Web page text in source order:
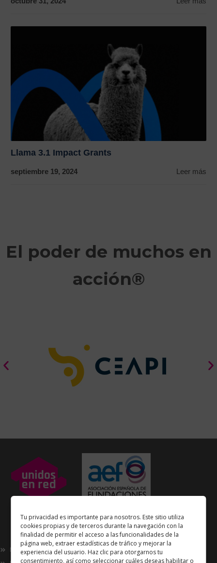
Tu privacidad es importante para nosotros. Este sitio utiliza
cookies propias y de terceros durante la navegación con la
finalidad de permitir el acceso a las funcionalidades de la
página web, extraer estadísticas de tráfico y mejorar la
experiencia del usuario. Haz clic para otorgarnos tu
consentimiento, así como seleccionar cuáles deseas habilitar o
Llama 3.1 Impact Grants
septiembre 19, 2024 Leer más
El poder de muchos en
acción®
Enlaces de interés
Nosotros
de laAsociación Española de Fundaciones